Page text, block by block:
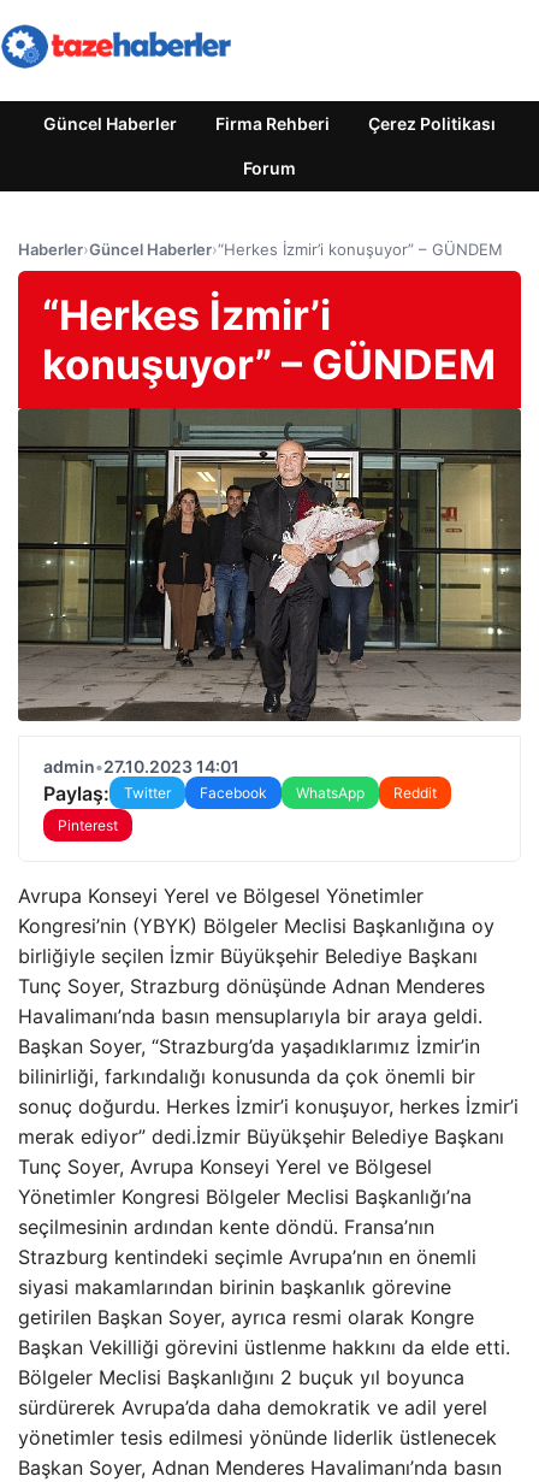
Güncel Haberler Firma Rehberi Çerez Politikası
Forum
Haberler›Güncel Haberler›“Herkes İzmir’i konuşuyor” – GÜNDEM
“Herkes İzmir’i
konuşuyor” – GÜNDEM
admin•27.10.2023 14:01
Paylaş: Twitter Facebook WhatsApp
Reddit
Pinterest
Avrupa Konseyi Yerel ve Bölgesel Yönetimler
Kongresi’nin (YBYK) Bölgeler Meclisi Başkanlığına oy
birliğiyle seçilen İzmir Büyükşehir Belediye Başkanı
Tunç Soyer, Strazburg dönüşünde Adnan Menderes
Havalimanı’nda basın mensuplarıyla bir araya geldi.
Başkan Soyer, “Strazburg’da yaşadıklarımız İzmir’in
bilinirliği, farkındalığı konusunda da çok önemli bir
sonuç doğurdu. Herkes İzmir’i konuşuyor, herkes İzmir’i
merak ediyor” dedi.İzmir Büyükşehir Belediye Başkanı
Tunç Soyer, Avrupa Konseyi Yerel ve Bölgesel
Yönetimler Kongresi Bölgeler Meclisi Başkanlığı’na
seçilmesinin ardından kente döndü. Fransa’nın
Strazburg kentindeki seçimle Avrupa’nın en önemli
siyasi makamlarından birinin başkanlık görevine
getirilen Başkan Soyer, ayrıca resmi olarak Kongre
Başkan Vekilliği görevini üstlenme hakkını da elde etti.
Bölgeler Meclisi Başkanlığını 2 buçuk yıl boyunca
sürdürerek Avrupa’da daha demokratik ve adil yerel
yönetimler tesis edilmesi yönünde liderlik üstlenecek
Başkan Soyer, Adnan Menderes Havalimanı’nda basın